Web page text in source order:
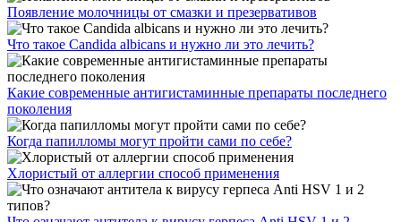
Появление молочницы от смазки и презервативов
Что такое Candida albicans и нужно ли это лечить?
Какие современные антигистаминные препараты последнего
поколения
Когда папилломы могут пройти сами по себе?
Хлористый от аллергии способ применения